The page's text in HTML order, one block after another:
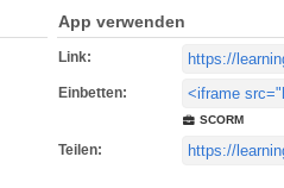
App verwenden
Link:
Einbetten:
SCORM
Teilen: